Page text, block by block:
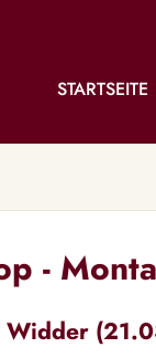
STARTSEITE
-
Widder